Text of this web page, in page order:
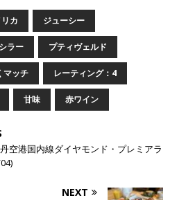
カ ジューシー
ラー プティヴェルド
マッチ レーティング：4
甘味 赤ワイン
空港国内線ダイヤモンド・プレミアラ
NEXT